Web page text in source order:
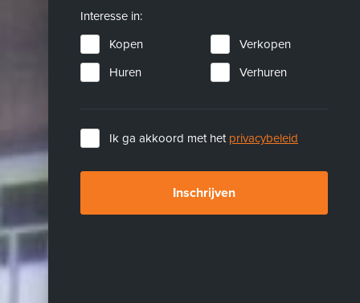
Interesse in:
Kopen
Verkopen
Huren
Verhuren
Ik ga akkoord met het privacybeleid
Inschrijven